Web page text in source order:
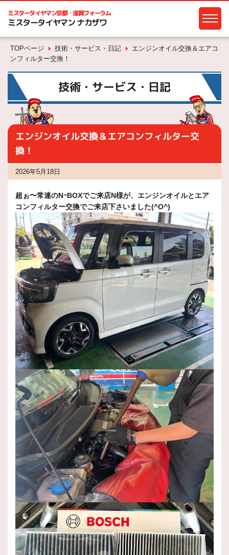
ミスタータイヤマン京都・滋賀フォーラム
ミスタータイヤマン ナカザワ
TOPページ 技術・サービス・日記
エンジンオイル交換＆エアコ
ンフィルター交換！
技術・サービス・日記
エンジンオイル交換＆エアコンフィルター交
換！
2026年5月18日
超ぉ〜常連のNｰBOXでご来店N様が、エンジンオイルとエア
コンフィルター交換でご来店下さいました(^O^)